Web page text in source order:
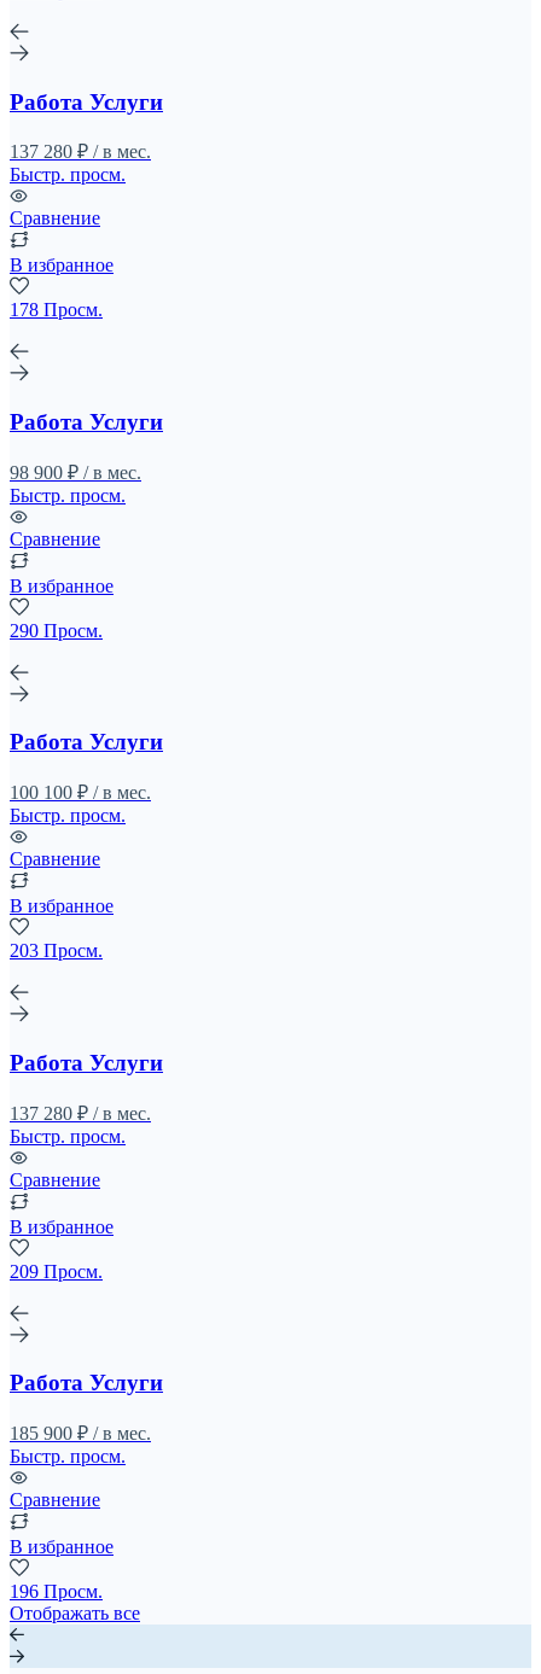
Работа Услуги
137 280 ₽ / в мес.
Быстр. просм.
Сравнение
В избранное
178 Просм.
Работа Услуги
98 900 ₽ / в мес.
Быстр. просм.
Сравнение
В избранное
290 Просм.
Работа Услуги
100 100 ₽ / в мес.
Быстр. просм.
Сравнение
В избранное
203 Просм.
Работа Услуги
137 280 ₽ / в мес.
Быстр. просм.
Сравнение
В избранное
209 Просм.
Работа Услуги
185 900 ₽ / в мес.
Быстр. просм.
Сравнение
В избранное
196 Просм.
Отображать все